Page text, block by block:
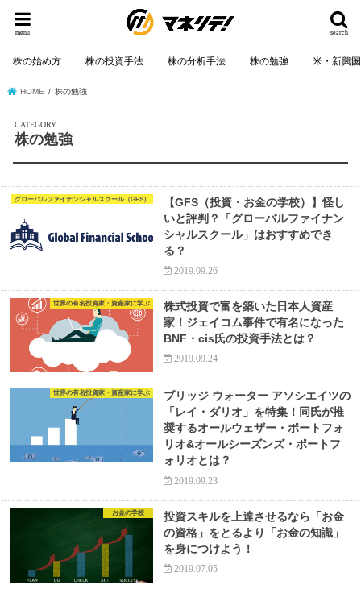
search
menu
株の始め方 株の投資手法 株の分析手法 株の勉強 米・新興
HOME 株の勉強
株の勉強
グローバルファイナンシャルスクール（GFS）
【GFS（投資・お金の学校）】怪し
いと評判？「グローバルファイナン
シャルスクール」はおすすめでき
る？
2019.09.26
世界の有名投資家・資産家に学ぶ
株式投資で富を築いた日本人資産
家！ジェイコム事件で有名になった
BNF・cis氏の投資手法とは？
2019.09.24
世界の有名投資家・資産家に学ぶ
ブリッジ ウォーター アソシエイツの
「レイ・ダリオ」を特集！同氏が推
奨するオールウェザー・ポートフォ
リオ&オールシーズンズ・ポートフ
ォリオとは？
2019.09.23
お金の学校
投資スキルを上達させるなら「お金
の資格」をとるより「お金の知識」
を身につけよう！
2019.07.05